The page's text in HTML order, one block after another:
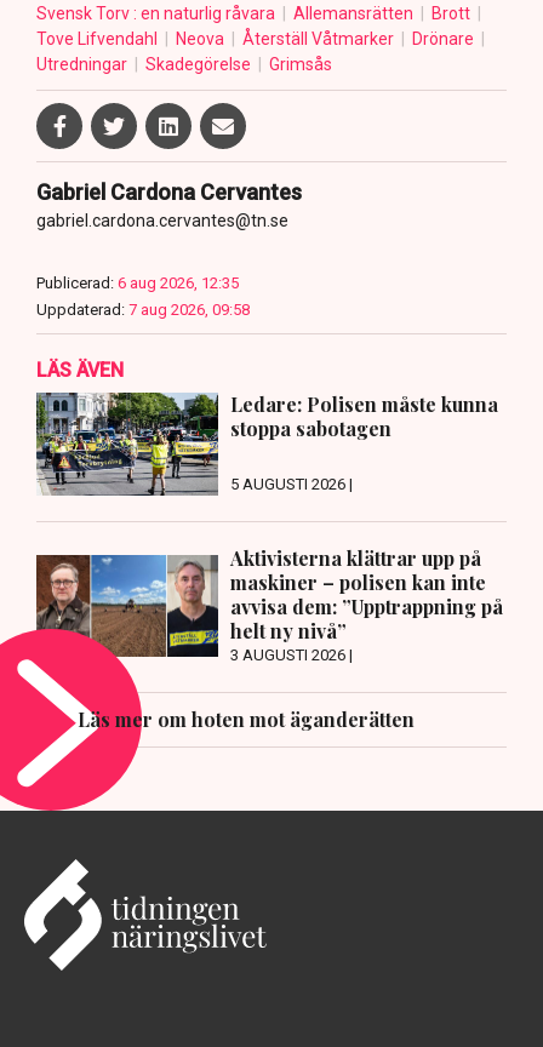
Svensk Torv : en naturlig råvara
Allemansrätten
Brott
Tove Lifvendahl
Neova Återställ Våtmarker
Drönare
Utredningar
Skadegörelse Grimsås
Gabriel Cardona Cervantes
gabriel.cardona.cervantes@tn.se
Publicerad: 6 aug 2026, 12:35
Uppdaterad: 7 aug 2026, 09:58
LÄS ÄVEN
Ledare: Polisen måste kunna
stoppa sabotagen
5 AUGUSTI 2026 |
Aktivisterna klättrar upp på
maskiner – polisen kan inte
avvisa dem: ”Upptrappning på
helt ny nivå”
3 AUGUSTI 2026 |
Läs mer om hoten mot äganderätten